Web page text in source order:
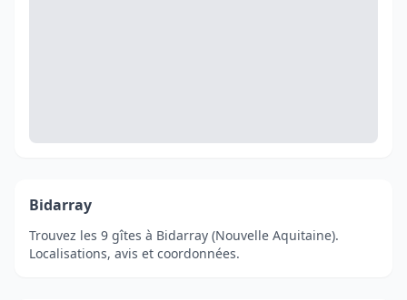
Bidarray
Trouvez les 9 gîtes à Bidarray (Nouvelle Aquitaine).
Localisations, avis et coordonnées.